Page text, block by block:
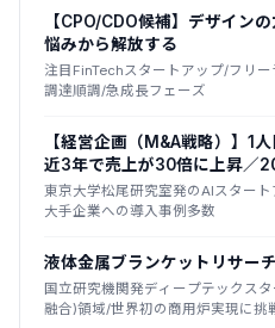
【CPO/CDO候補】デザイン
悩みから解放する
注目FinTechスタートアップ/フリ
調達順調/急成長フェーズ
【経営企画（M&A戦略）】1
近3年で売上が30倍に上昇／
名超まで拡大
東京大学松尾研究室発のAIスター
大手企業への導入事例多数
液体金属ブランケットリサー
国立研究機関発ディープテックス
融合)領域/世界初の商用炉実現に挑